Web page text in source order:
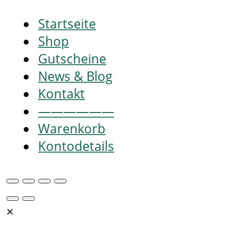
Startseite
Shop
Gutscheine
News & Blog
Kontakt
——————
Warenkorb
Kontodetails
×